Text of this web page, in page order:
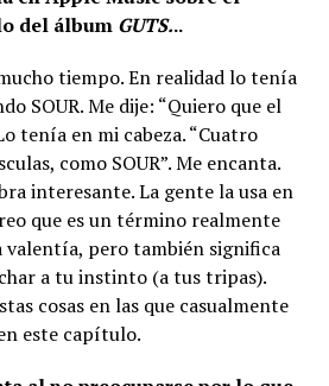
del álbum GUTS...
tiempo. En realidad lo tenía
SOUR. Me dije: “Quiero que el
tenía en mi cabeza. “Cuatro
como SOUR”. Me encanta.
interesante. La gente la usa en
que es un término realmente
valentía, pero también significa
a tu instinto (a tus tripas).
cosas en las que casualmente
este capítulo.